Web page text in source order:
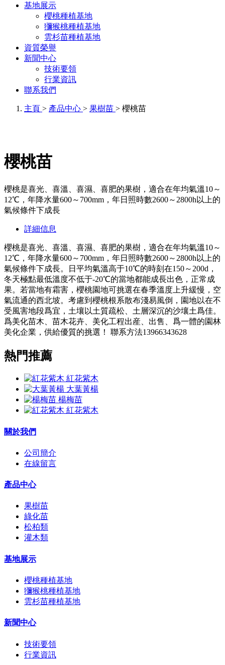
基地展示
櫻桃種植基地
獼猴桃種植基地
雲杉苗種植基地
資質榮譽
新聞中心
技術要領
行業資訊
聯系我們
主頁 > 產品中心 > 果樹苗 > 櫻桃苗
櫻桃苗
櫻桃是喜光、喜溫、喜濕、喜肥的果樹，適合在年均氣溫10～
12℃，年降水量600～700mm，年日照時數2600～2800h以上的
氣候條件下成長
詳細信息
櫻桃是喜光、喜溫、喜濕、喜肥的果樹，適合在年均氣溫10～
12℃，年降水量600～700mm，年日照時數2600～2800h以上的
氣候條件下成長。日平均氣溫高于10℃的時刻在150～200d，
冬天極點最低溫度不低于-20℃的當地都能成長出色，正常成
果。若當地有霜害，櫻桃園地可挑選在春季溫度上升緩慢，空
氣流通的西北坡。考慮到櫻桃根系散布淺易風倒，園地以在不
受風害地段爲宜，土壤以土質疏松、土層深沉的沙壤土爲佳。
爲美化苗木、苗木花卉、美化工程出産、出售、爲一體的園林
美化企業，供給優質的挑選！ 聯系方法13966343628
熱門推薦
紅花紫木
大葉黃楊
楊梅苗
紅花紫木
關於我們
公司簡介
在線留言
產品中心
果樹苗
綠化苗
松柏類
灌木類
基地展示
櫻桃種植基地
獼猴桃種植基地
雲杉苗種植基地
新聞中心
技術要領
行業資訊